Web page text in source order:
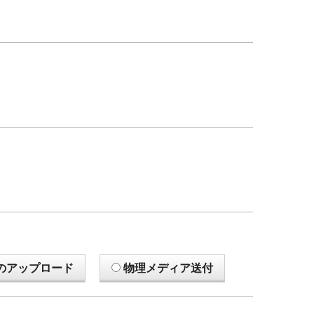
アップロード 物理メディア送付